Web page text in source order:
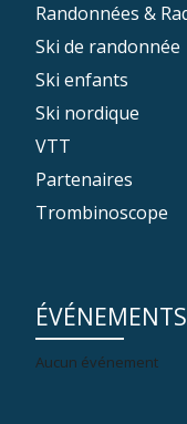
Randonnées &
Ski de randonnée
Ski enfants
Ski nordique
VTT
Partenaires
Trombinoscope
ÉVÉNEMENTS
Aucun événement